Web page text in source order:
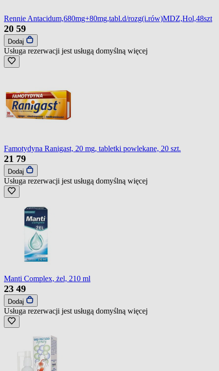
Rennie Antacidum,680mg+80mg,tabl.d/rozg(i.rów)MDZ,Hol,48szt
20 59
Dodaj
Usługa rezerwacji jest usługą domyślną więcej
Famotydyna Ranigast, 20 mg, tabletki powlekane, 20 szt.
21 79
Dodaj
Usługa rezerwacji jest usługą domyślną więcej
Manti Complex, żel, 210 ml
23 49
Dodaj
Usługa rezerwacji jest usługą domyślną więcej